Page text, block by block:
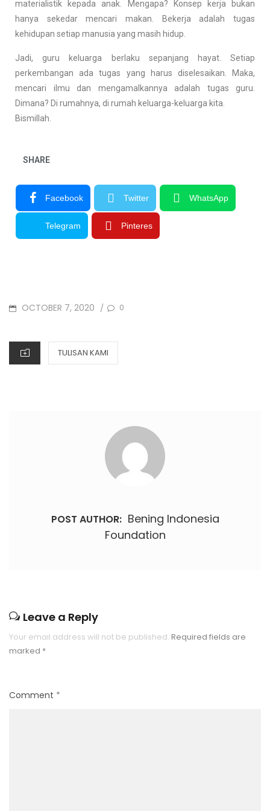
materialistik kepada anak. Mengapa? Konsep kerja bukan
hanya sekedar mencari makan. Bekerja adalah tugas
kehidupan setiap manusia yang masih hidup.
Jadi, guru keluarga berlaku sepanjang hayat. Setiap
perkembangan ada tugas yang harus diselesaikan. Maka,
mencari ilmu dan mengamalkannya adalah tugas guru.
Dimana? Di rumahnya, di rumah keluarga-keluarga kita.
Bismillah.
SHARE
Facebook Twitter WhatsApp
Telegram Pinteres
OCTOBER 7, 2020 / 0
TULISAN KAMI
POST AUTHOR: Bening Indonesia
Foundation
Leave a Reply
Your email address will not be published. Required fields are
marked *
Comment *